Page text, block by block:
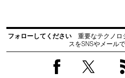
フォローしてください
重要なテクノロ
スをSNSやメール